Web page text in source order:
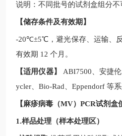
说明：不同批号的试剂盒组分不
【储存条件及有效期】
-20℃±5℃，避光保存、运输、
有效期 12 个月。
【适用仪器】 ABI7500 、安捷伦
ycler
Bio-Rad Eppendorf 等
【麻疹病毒（MV）PCR试剂盒
1.样品处理（样本处理区）